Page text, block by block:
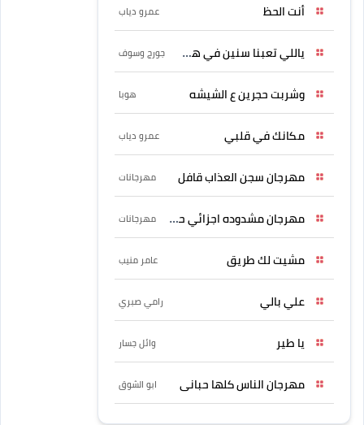
أنت الحظ عمرو دياب
ياللي تعبنا سنين في هواه جورج وسوف
وشربت حجرين ع الشيشه هوبا
مكانك في قلبي عمرو دياب
مهرجان سجن العذاب قافل مهرجانات
مهرجان مشدوده اجزائي حربونى مهرجانات
مشيت لك طريق عامر منيب
علي بالي رامي صبري
يا طير وائل جسار
مهرجان الناس كلها حبانى ابو الشوق